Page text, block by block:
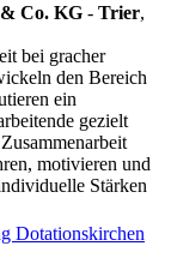
Co. KG - Trier,
bei gracher
den Bereich
ein
gezielt
motivieren und
Stärken